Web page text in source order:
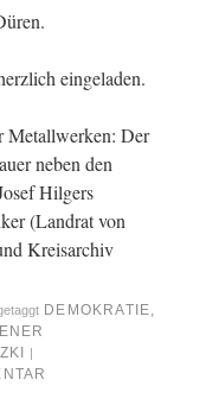
eingeladen.
Metallwerken: Der
neben den
Hilgers
(Landrat von
Kreisarchiv
DEMOKRATIE,
|